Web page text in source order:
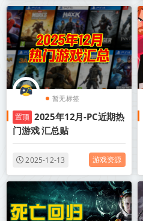
暂无标签
置顶 2025年12月-PC近期热
门游戏 汇总贴
2025-12-13 游戏资源